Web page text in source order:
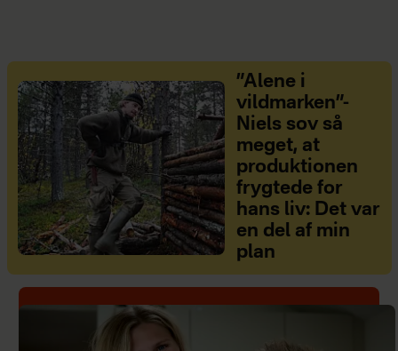
”Alene i
vildmarken”-
Niels sov så
meget, at
produktionen
frygtede for
hans liv: Det var
en del af min
plan